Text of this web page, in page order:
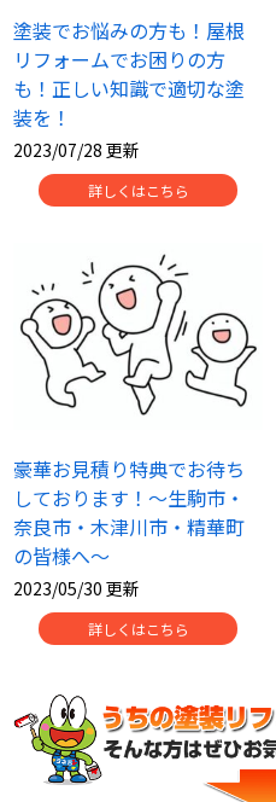
塗装でお悩みの方も！屋根
リフォームでお困りの方
も！正しい知識で適切な塗
装を！
2023/07/28 更新
詳しくはこちら
豪華お見積り特典でお待ち
しております！～生駒市・
奈良市・木津川市・精華町
の皆様へ～
2023/05/30 更新
詳しくはこちら